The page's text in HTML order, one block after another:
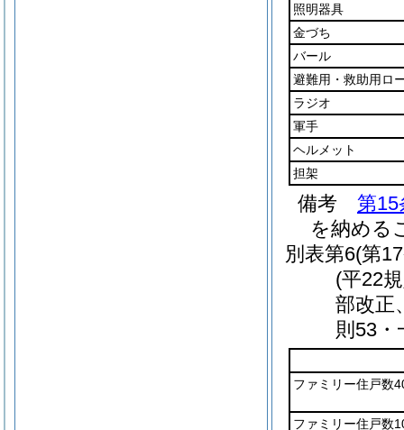
照明器具
金づち
バール
避難用・救助用ロ
ラジオ
軍手
ヘルメット
担架
備考 第15
を納める
別表第6(第
(平22
部改正
則53・
ファミリー住戸数
ファミリー住戸数